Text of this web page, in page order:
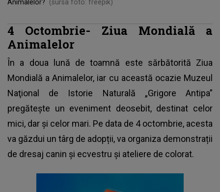
Animalelor?
(sursa foto: freepik)
4 Octombrie- Ziua Mondială a
Animalelor
În a doua lună de toamnă este sărbătorită Ziua
Mondială a Animalelor, iar cu această ocazie Muzeul
Naţional de Istorie Naturală „Grigore Antipa”
pregătește un eveniment deosebit, destinat celor
mici, dar și celor mari. Pe data de 4 octombrie, acesta
va găzdui un târg de adopții, va organiza demonstrații
de dresaj canin și ecvestru și ateliere de colorat.